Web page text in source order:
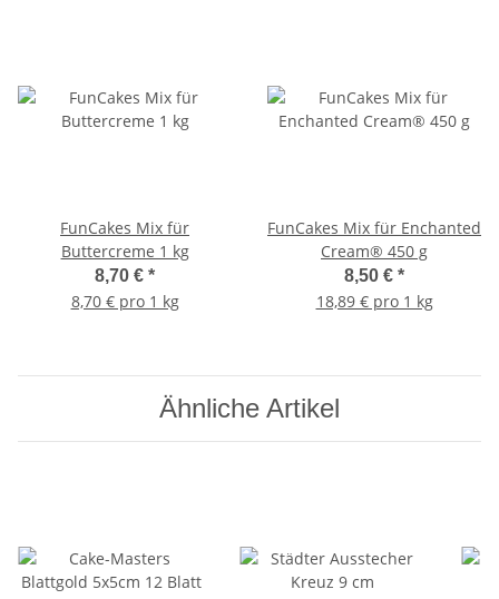
FunCakes Mix für
Buttercreme 1 kg
8,70 € *
8,70 € pro 1 kg
FunCakes Mix für Enchanted
Cream® 450 g
8,50 € *
18,89 € pro 1 kg
Ähnliche Artikel